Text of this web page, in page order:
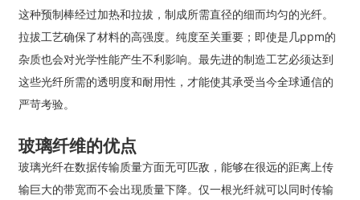
这种预制棒经过加热和拉拔，制成所需直径的细而均匀的光纤。
拉拔工艺确保了材料的高强度。纯度至关重要；即使是几ppm的
杂质也会对光学性能产生不利影响。最先进的制造工艺必须达到
这些光纤所需的透明度和耐用性，才能使其承受当今全球通信的
严苛考验。
玻璃纤维的优点
玻璃光纤在数据传输质量方面无可匹敌，能够在很远的距离上传
输巨大的带宽而不会出现质量下降。仅一根光纤就可以同时传输